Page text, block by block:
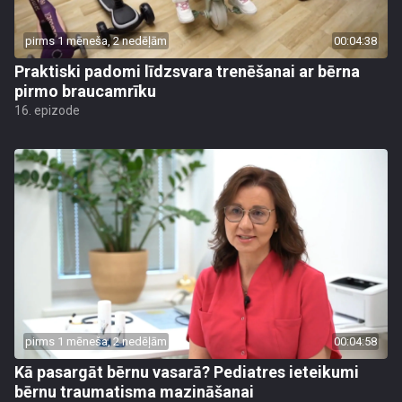
pirms 1 mēneša, 2 nedēļām 00:04:38
Praktiski padomi līdzsvara trenēšanai ar bērna
pirmo braucamrīku
16. epizode
pirms 1 mēneša, 2 nedēļām 00:04:58
Kā pasargāt bērnu vasarā? Pediatres ieteikumi
bērnu traumatisma mazināšanai